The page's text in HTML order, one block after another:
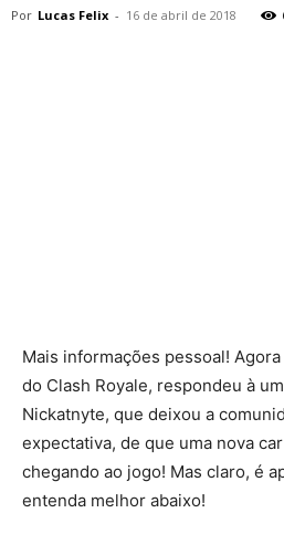
Por Lucas Felix - 16 de abril de 2018
Mais informações pessoal!
do Clash Royale, respondeu à
Nickatnyte, que deixou a
expectativa, de que uma nova
chegando ao jogo! Mas claro, é
entenda melhor abaixo!